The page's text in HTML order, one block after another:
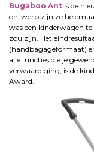
Bugaboo Ant is de
ontwerp zijn ze
was een kinderwagen
zou zijn. Het
(handbagageformaat)
alle functies die je
verwaardiging, is de
Award.